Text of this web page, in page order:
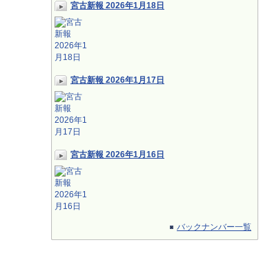
宮古新報 2026年1月18日
宮古新報 2026年1月17日
宮古新報 2026年1月16日
バックナンバー一覧